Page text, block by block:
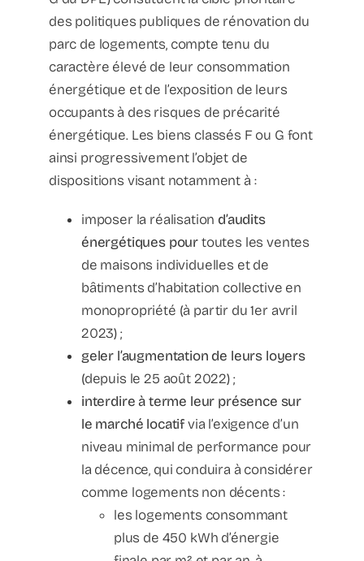
des politiques publiques de rénovation du
parc de logements, compte tenu du
caractère élevé de leur consommation
énergétique et de l’exposition de leurs
occupants à des risques de précarité
énergétique. Les biens classés F ou G font
ainsi progressivement l’objet de
dispositions visant notamment à :
imposer la réalisation d’audits
énergétiques pourtoutes les ventes
de maisons individuelles et de
bâtiments d’habitation collective en
monopropriété (à partir du 1er avril
2023) ;
geler l’augmentation de leurs loyers
(depuis le 25 août 2022) ;
interdire à terme leur présence sur
le marché locatifvia l’exigence d’un
niveau minimal de performance pour
la décence, qui conduira à considérer
comme logements non décents :
les logements consommant
plus de 450 kWh d’énergie